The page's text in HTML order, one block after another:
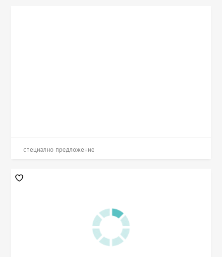
специално предложение